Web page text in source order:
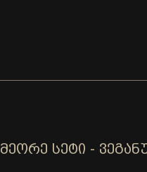
ᲛᲔᲝᲠᲔ ᲡᲔᲢᲘ -